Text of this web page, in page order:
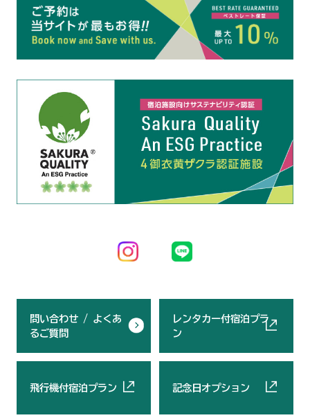
問い合わせ / よくあ
るご質問
レンタカー付宿泊プラ
ン
飛行機付宿泊プラン 記念日オプション